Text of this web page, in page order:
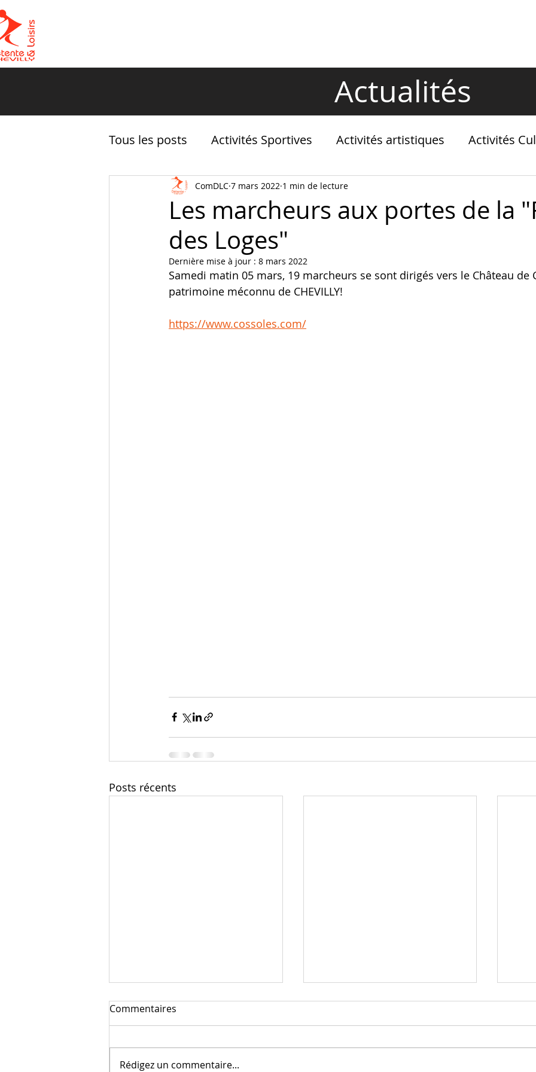
Actualités
Tous les posts Activités Sportives Activités artistiques Activités
La vie de DLC
Les marcheurs aux portes de la
des Loges"
ComDLC 7 mars 2022 1 min de lecture
Dernière mise à jour : 8 mars 2022
Samedi matin 05 mars, 19 marcheurs se sont dirigés vers le Château de
patrimoine méconnu de CHEVILLY!
https://www.cossoles.com/
Posts récents
Commentaires
Rédigez un commentaire...